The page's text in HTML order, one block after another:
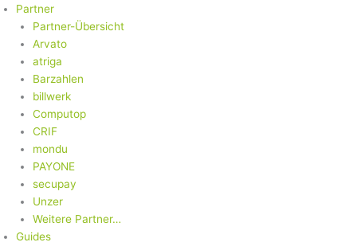
Partner
Partner-Übersicht
Arvato
atriga
Barzahlen
billwerk
Computop
CRIF
mondu
PAYONE
secupay
Unzer
Weitere Partner…
Guides